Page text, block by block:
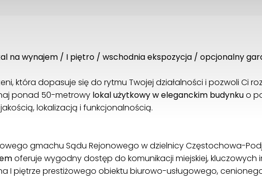
na wynajem / I piętro / wschodnia ekspozycja / opcjonalny
która dopasuje się do rytmu Twojej działalności i pozwoli Ci
ponad 50-metrowy lokal użytkowy w eleganckim budynkuo
lokalizacją i funkcjonalnością.
gmachu Sądu Rejonowego w dzielnicy Częstochowa-
oferuje wygodny dostęp do komunikacji miejskiej, kluczowych
I piętrze prestiżowego obiektu biurowo-usługowego,